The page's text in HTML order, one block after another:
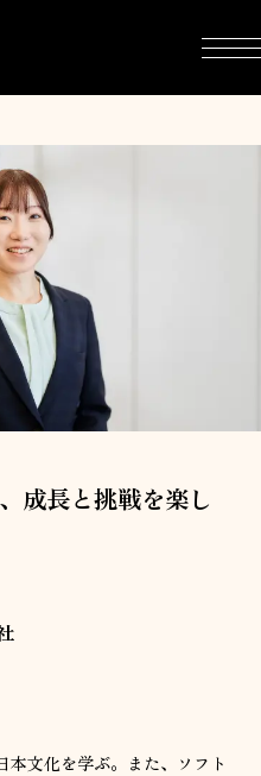
成長と挑戦を楽し
本文化を学ぶ。また、ソフト